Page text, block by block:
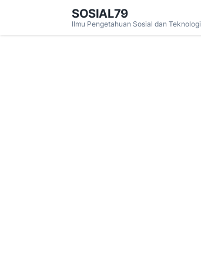
SOSIAL79
Ilmu Pengetahuan Sosial dan Teknologi